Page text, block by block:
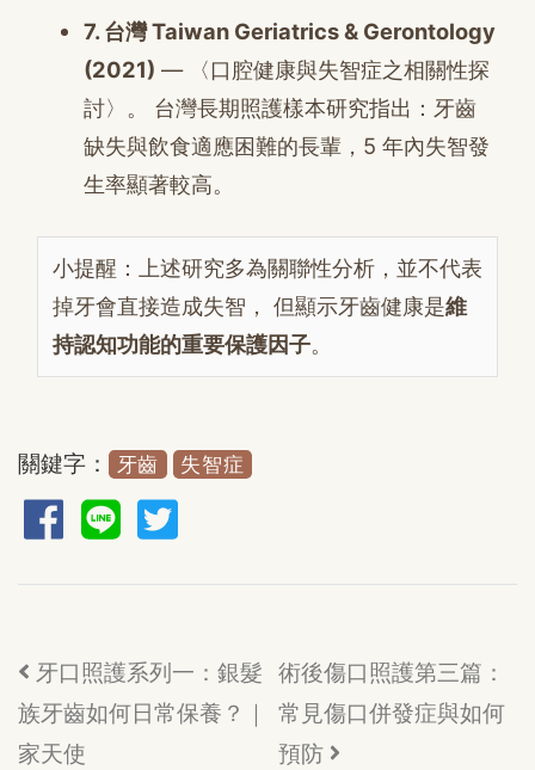
7. 台灣 Taiwan Geriatrics & Gerontology
(2021) — 〈口腔健康與失智症之相關性探
討〉。 台灣長期照護樣本研究指出：牙齒
缺失與飲食適應困難的長輩，5 年內失智發
生率顯著較高。
小提醒：上述研究多為關聯性分析，並不代表
掉牙會直接造成失智， 但顯示牙齒健康是維
持認知功能的重要保護因子。
關鍵字： 牙齒 失智症
牙口照護系列一：銀髮
族牙齒如何日常保養？｜
家天使
術後傷口照護第三篇：
常見傷口併發症與如何
預防